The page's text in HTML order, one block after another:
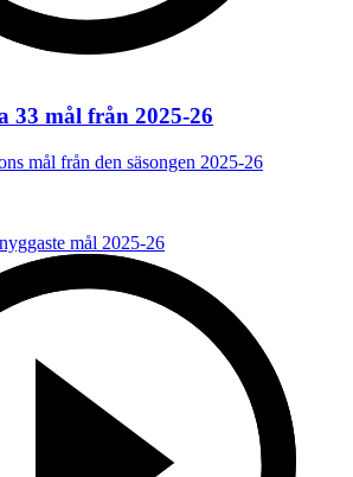
33 mål från 2025-26
mål från den säsongen 2025-26